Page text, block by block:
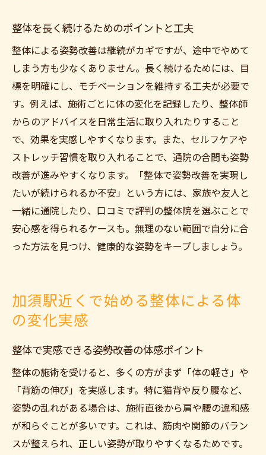
整体を長く続けるためのポイントと工夫
整体による姿勢改善は継続がカギですが、途中でやめて
しまう方も少なくありません。長く続けるためには、目
標を明確にし、モチベーションを維持する工夫が必要で
す。例えば、施術ごとに体の変化を記録したり、整体師
からのアドバイスを日常生活に取り入れたりすること
で、効果を実感しやすくなります。また、セルフケアや
ストレッチ習慣を取り入れることで、通院の合間も姿勢
改善が進みやすくなります。「整体で姿勢改善を実現し
たいが続けられるか不安」という方には、家族や友人と
一緒に通院したり、口コミで評判の整体院を選ぶことで
安心感を得られるケースも。無理のない範囲で自分に合
った方法を見つけ、健康的な姿勢をキープしましょう。
加須駅近くで始める整体による体
の変化実感
整体で実感できる姿勢改善の体感ポイント
整体の施術を受けると、多くの方がまず「体の軽さ」や
「背筋の伸び」を実感します。特に猫背や反り腰など、
姿勢の乱れがある場合は、施術直後から肩や腰の違和感
が和らぐことが多いです。これは、筋肉や関節のバラン
スが整えられ、正しい姿勢が取りやすくなるためです。